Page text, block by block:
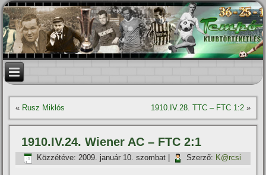
« Rusz Miklós 1910.IV.28. TTC – FTC 1:2»
1910.IV.24. Wiener AC – FTC 2:1
Közzétéve: 2009. január 10. szombat Szerző: K@rcsi